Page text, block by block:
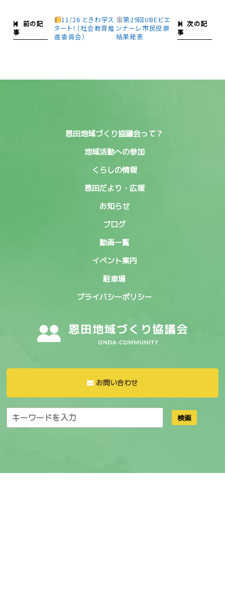
前の記
事
11/26 ときわ学ス
タート！（社会教育推
進委員会）
次の記
事
第29回UBEビエ
ンナーレ市民投票
結果発表
恩田地域づくり協議会って？
地域活動への参加
くらしの情報
恩田だより・広報
お知らせ
ブログ
動画一覧
イベント案内
駐車場
プライバシーポリシー
お問い合わせ
検索